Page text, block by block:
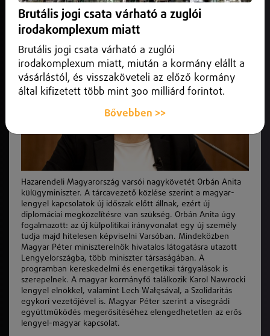
megközelítésre van szükség.
Hazarendeli Magyarország varsói nagykövetét Orbán Anita
külügyminiszter. A tárcavezető közlése szerint a magyar-
lengyel kapcsolatok új időszak előtt állnak, ezért új
diplomáciai megközelítésre van szükség. Orbán Anita úgy
fogalmazott: az új külpolitikai irányvonalat egy új személy
tudja majd hitelesen képviselni Varsóban. Mindeközben
Magyar Péter miniszterelnök hivatalos látogatásra utazott
Lengyelországba, több miniszter társaságában. A
programban kereskedelmi és energetikai tárgyalások is
szerepelnek. A magyar kormányfő találkozik Karol Nawrocki
lengyel elnökkel, valamint Lech Wałęsával, a Szolidaritás
egykori vezetőjével is. Magyar Péter szerint a visegrádi
együttműködés megerősítéséhez elengedhetetlen az erős
lengyel-magyar kapcsolat.
Brutális jogi csata várható a zuglói
irodakomplexum miatt
Brutális jogi csata várható a zuglói
irodakomplexum miatt, miután a kormány elállt a
vásárlástól, és visszaköveteli az előző kormány
által kifizetett több mint 300 milliárd forintot.
Bővebben >>